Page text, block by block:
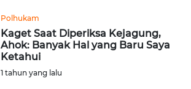
Polhukam
Kaget Saat Diperiksa Kejagung,
Ahok: Banyak Hal yang Baru Saya
Ketahui
1 tahun yang lalu